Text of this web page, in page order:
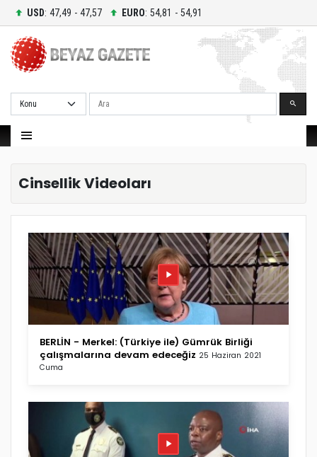
USD: 47,49 - 47,57 EURO: 54,81 - 54,91
Ara
Cinsellik Videoları
BERLİN - Merkel: (Türkiye ile) Gümrük Birliği
çalışmalarına devam edeceğiz 25 Haziran 2021
Cuma